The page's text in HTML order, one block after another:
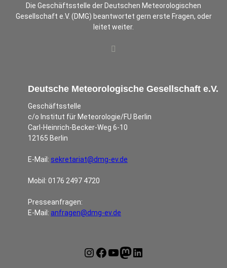
Die Geschäftsstelle der Deutschen Meteorologischen
Gesellschaft e.V. (DMG) beantwortet gern erste Fragen, oder
leitet weiter.
Deutsche Meteorologische Gesellschaft e.V.
Geschäftsstelle
c/o Institut für Meteorologie/FU Berlin
Carl-Heinrich-Becker-Weg 6-10
12165 Berlin
E-Mail: sekretariat@dmg-ev.de
Mobil: 0176 2497 4720
Presseanfragen:
E-Mail: anfragen@dmg-ev.de
Instagram
Facebook
YouTube
Mastodon
LinkedIn